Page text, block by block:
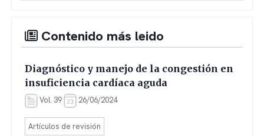
Contenido más leido
Diagnóstico y manejo de la congestión en
insuficiencia cardíaca aguda
Vol. 39 26/06/2024
Artículos de revisión